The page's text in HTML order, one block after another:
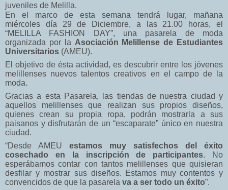
juveniles de Melilla.
En el marco de esta semana tendrá lugar, mañana
miércoles día 29 de Diciembre, a las 21.00 horas, el
“MELILLA FASHION DAY”, una pasarela de moda
organizada por la Asociación Melillense de Estudiantes
Universitarios (AMEU).
El objetivo de ésta actividad, es descubrir entre los jóvenes
melillenses nuevos talentos creativos en el campo de la
moda.
Gracias a esta Pasarela, las tiendas de nuestra ciudad y
aquellos melillenses que realizan sus propios diseños,
quienes crean su propia ropa, podrán mostrarla a sus
paisanos y disfrutarán de un “escaparate” único en nuestra
ciudad.
“Desde AMEU estamos muy satisfechos del éxito
cosechado en la inscripción de participantes. No
esperábamos contar con tantos melillenses que quisieran
desfilar y mostrar sus diseños. Estamos muy contentos y
convencidos de que la pasarela va a ser todo un éxito”.